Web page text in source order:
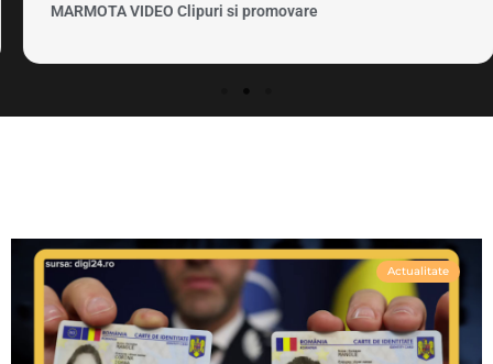
MARMOTA VIDEO Clipuri si promovare
Actualitate